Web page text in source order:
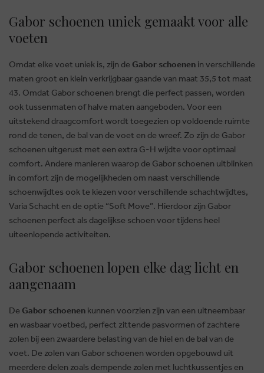
Gabor schoenen uniek gemaakt voor alle
voeten
Omdat elke voet uniek is, zijn de Gabor schoenen in verschillende
maten groot en klein verkrijgbaar gaande van maat 35,5 tot maat
43. Omdat Gabor schoenen brengt die perfect passen, worden
ook tussenmaten of halve maten aangeboden. Voor een
uitstekend draagcomfort wordt toegezien op voldoende ruimte
rond de tenen, de bal van de voet en de wreef. Zo zijn de Gabor
schoenen uitgerust met een extra G-H wijdte voor optimaal
comfort. Andere manieren waarop de Gabor schoenen uitblinken
in comfort zijn de mogelijkheden om naast verschillende
schoenwijdtes ook te kiezen voor verschillende schachtwijdtes,
Varia Schacht en de optie “Soft Move”. Hierdoor zijn Gabor
schoenen perfect als dagelijkse schoen voor tijdens heel
uiteenlopende activiteiten.
Gabor schoenen lopen elke dag licht en
aangenaam
De Gabor schoenen kunnen voorzien zijn van een uitneembaar
en wasbaar voetbed, perfect zittende pasvormen of zachtere
zolen bij een zwaardere belasting van de hiel en de bal van de
voet. De zolen van Gabor schoenen worden opgebouwd uit
meerdere delen zoals dempende zolen met luchtkussentjes en